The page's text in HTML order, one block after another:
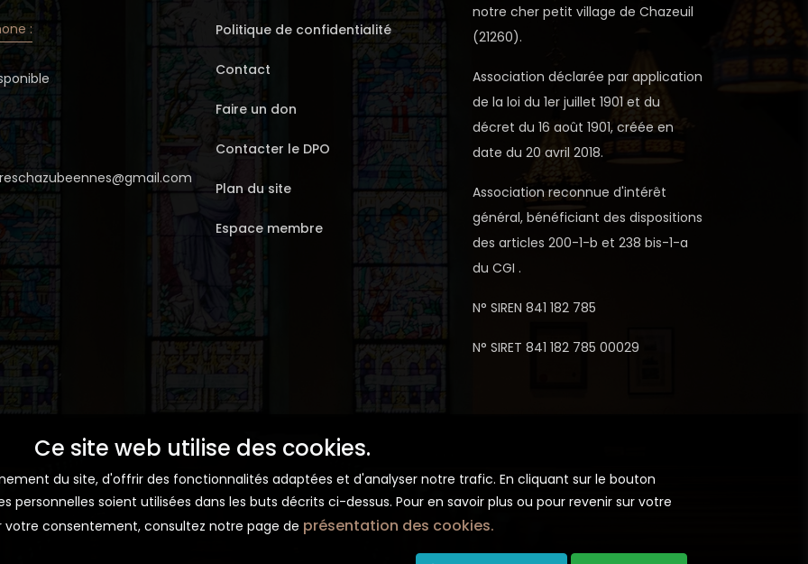
: Politique de confidentialité
Contact
Faire un don
Contacter le DPO
Plan du site
Espace membre
notre cher petit village de Chazeuil
(21260).
Association déclarée par application
de la loi du 1er juillet 1901 et du
décret du 16 août 1901, créée en
date du 20 avril 2018.
Association reconnue d'intérêt
général, bénéficiant des dispositions
des articles 200-1-b et 238 bis-1-a
du CGI .
N° SIREN 841 182 785
N° SIRET 841 182 785 00029
Ce site web utilise des cookies.
du site, d'offrir des fonctionnalités adaptées et d'analyser notre trafic. En cliquant sur le bouton
personnelles soient utilisées dans les buts décrits ci-dessus. Pour en savoir plus ou pour revenir sur votre
votre consentement, consultez notre page de présentation des cookies.